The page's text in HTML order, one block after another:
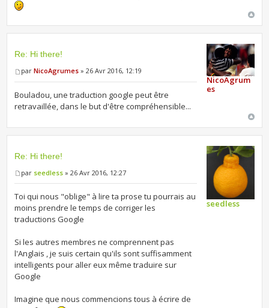
Re: Hi there!
parNicoAgrumes » 26 Avr 2016, 12:19
Bouladou, une traduction google peut être
retravaillée, dans le but d'être compréhensible...
NicoAgrum
es
Re: Hi there!
par seedless » 26 Avr 2016, 12:27
Toi qui nous "oblige" à lire ta prose tu pourrais au
moins prendre le temps de corriger les
traductions Google
Si les autres membres ne comprennent pas
l'Anglais , je suis certain qu'ils sont suffisamment
intelligents pour aller eux même traduire sur
Google
Imagine que nous commencions tous à écrire de
seedless